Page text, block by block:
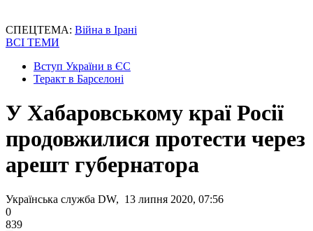
СПЕЦТЕМА: Війна в Ірані
ВСІ ТЕМИ
Вступ України в ЄС
Теракт в Барселоні
У Хабаровському краї Росії
продовжилися протести через
арешт губернатора
Українська служба DW, 13 липня 2020, 07:56
0
839